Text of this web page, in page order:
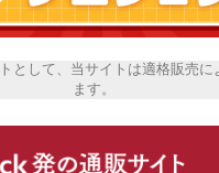
として、当サイトは適格販売に
ます。